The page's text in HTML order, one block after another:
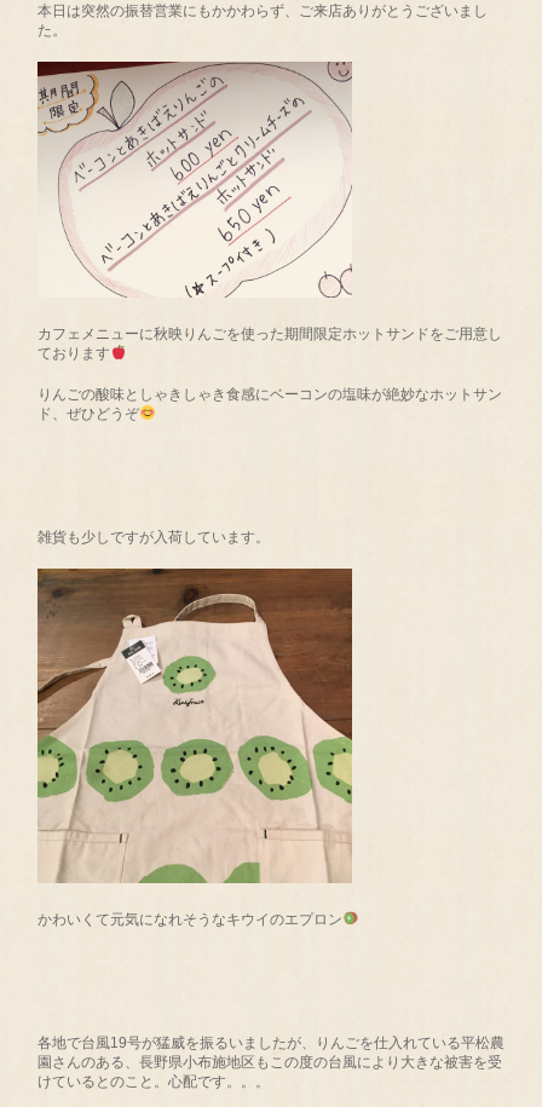
本日は突然の振替営業にもかかわらず、ご来店ありがとうございまし
た。
カフェメニューに秋映りんごを使った期間限定ホットサンドをご用意し
ております
りんごの酸味としゃきしゃき食感にベーコンの塩味が絶妙なホットサン
ド、ぜひどうぞ
雑貨も少しですが入荷しています。
かわいくて元気になれそうなキウイのエプロン
各地で台風19号が猛威を振るいましたが、りんごを仕入れている平松農
園さんのある、長野県小布施地区もこの度の台風により大きな被害を受
けているとのこと。心配です。。。